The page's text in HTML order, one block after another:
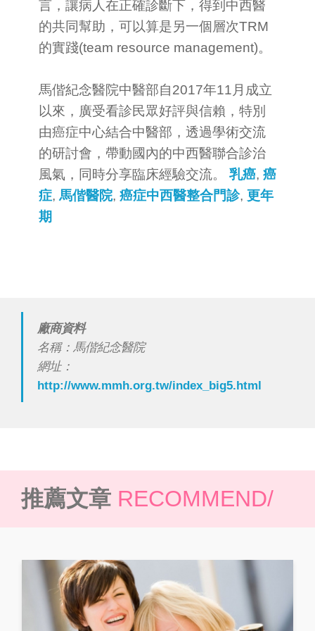
言，讓病人在正確診斷下，得到中西醫
的共同幫助，可以算是另一個層次TRM
的實踐(team resource management)。
馬偕紀念醫院中醫部自2017年11月成立
以來，廣受看診民眾好評與信賴，特別
由癌症中心結合中醫部，透過學術交流
的研討會，帶動國內的中西醫聯合診治
風氣，同時分享臨床經驗交流。 乳癌, 癌
症, 馬偕醫院, 癌症中西醫整合門診, 更年
期
廠商資料
名稱：馬偕紀念醫院
網址：
http://www.mmh.org.tw/index_big5.html
推薦文章 RECOMMEND/